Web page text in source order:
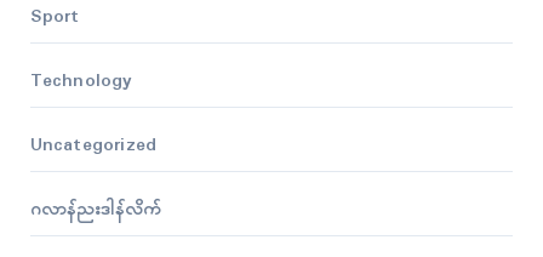
Sport
Technology
Uncategorized
ဂလာန်ညးဒါန်လိက်